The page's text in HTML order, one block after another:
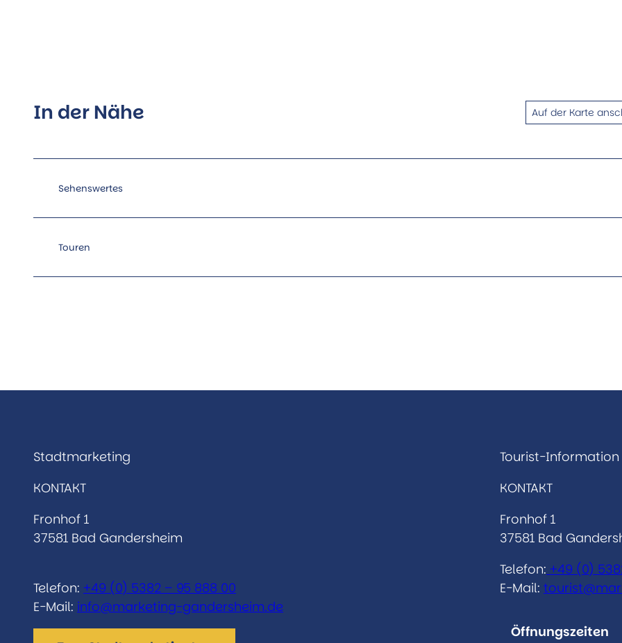
In der Nähe Auf der Karte
Sehenswertes
Touren
Stadtmarketing
KONTAKT
Fronhof 1
37581 Bad Gandersheim
Telefon: +49 (0) 5382 – 95 888 00
E-Mail: info@marketing-gandersheim.de
Tourist-Information
KONTAKT
Fronhof 1
37581 Bad
Telefon: +49 (0)
E-Mail:
Öffnungszeiten